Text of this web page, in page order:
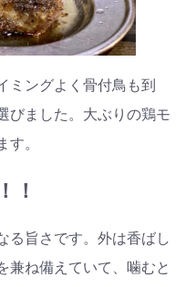
ミングよく骨付鳥も到
びました。大ぶりの鶏モ
。
！
る旨さです。外は香ばし
兼ね備えていて、噛むと